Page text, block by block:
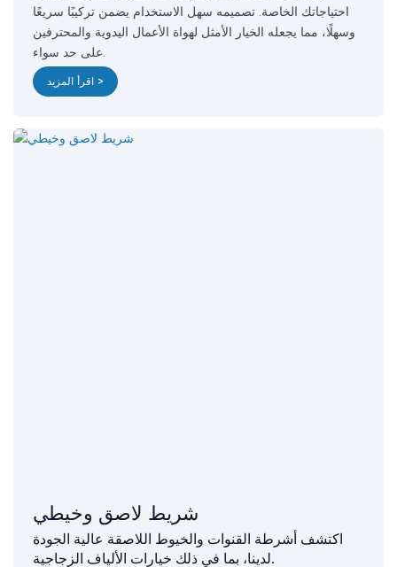
احتياجاتك الخاصة. تصميمه سهل الاستخدام يضمن تركيبًا سريعًا
وسهلًا، مما يجعله الخيار الأمثل لهواة الأعمال اليدوية والمحترفين
على حد سواء.
اقرأ المزيد >
شريط لاصق وخيطي
اكتشف أشرطة القنوات والخيوط اللاصقة عالية الجودة
لدينا، بما في ذلك خيارات الألياف الزجاجية.